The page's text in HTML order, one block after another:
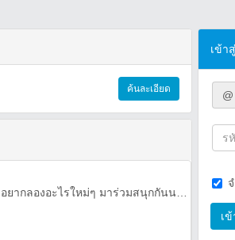
ค้นละเอียด
เข้า
@
เ